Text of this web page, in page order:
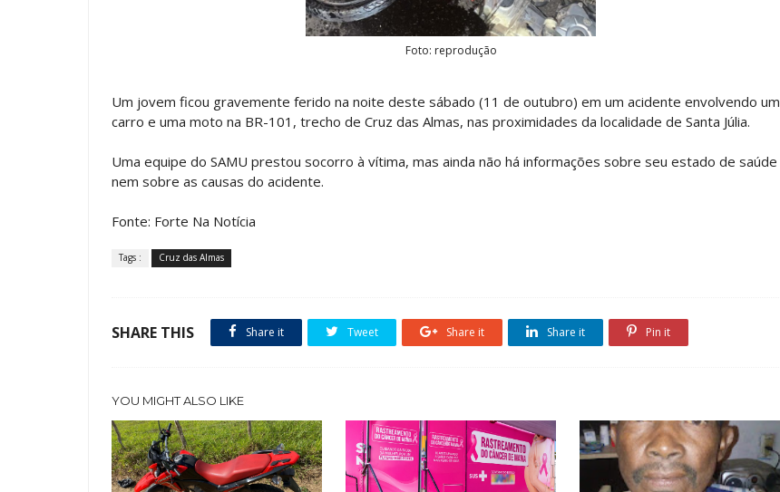
Foto: reprodução
Um jovem ficou gravemente ferido na noite deste sábado (11 de outubro) em um acidente envolvendo um
carro e uma moto na BR-101, trecho de Cruz das Almas, nas proximidades da localidade de Santa Júlia.
Uma equipe do SAMU prestou socorro à vítima, mas ainda não há informações sobre seu estado de saúde
nem sobre as causas do acidente.
Fonte: Forte Na Notícia
Tags : Cruz das Almas
SHARE THIS Share it Tweet Share it Share it Pin it
YOU MIGHT ALSO LIKE